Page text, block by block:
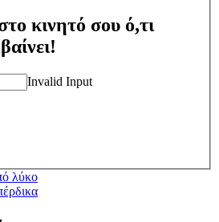
κινητό σου ό,τι
Invalid Input